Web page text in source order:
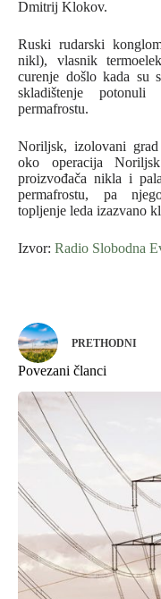
Dmitrij Klokov.
Ruski rudarski
nikl), vlasnik
curenje došlo kada su
skladištenje
permafrostu.
Noriljsk, izolovani
oko operacija
proizvođača nikla i
permafrostu, pa
topljenje leda izazvano
Izvor: Radio Slobodna
PRETHODNI
Povezani članci